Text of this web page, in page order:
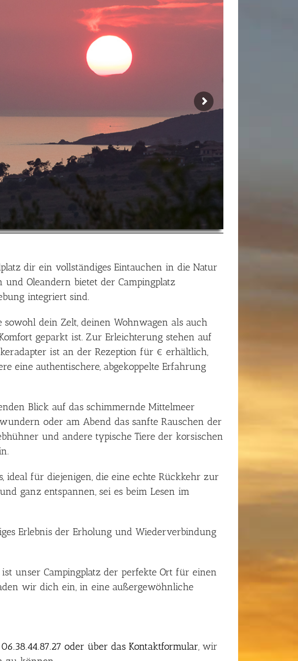
dir ein vollständiges Eintauchen in die Natur
und Oleandern bietet der Campingplatz
integriert sind.
dein Zelt, deinen Wohnwagen als auch
geparkt ist. Zur Erleichterung stehen auf
ist an der Rezeption für € erhältlich,
eine authentischere, abgekoppelte Erfahrung
Blick auf das schimmernde Mittelmeer
oder am Abend das sanfte Rauschen der
und andere typische Tiere der korsischen
ideal für diejenigen, die eine echte Rückkehr zur
ganz entspannen, sei es beim Lesen im
Erlebnis der Erholung und Wiederverbindung
unser Campingplatz der perfekte Ort für einen
wir dich ein, in eine außergewöhnliche
oder über das Kontaktformular, wir